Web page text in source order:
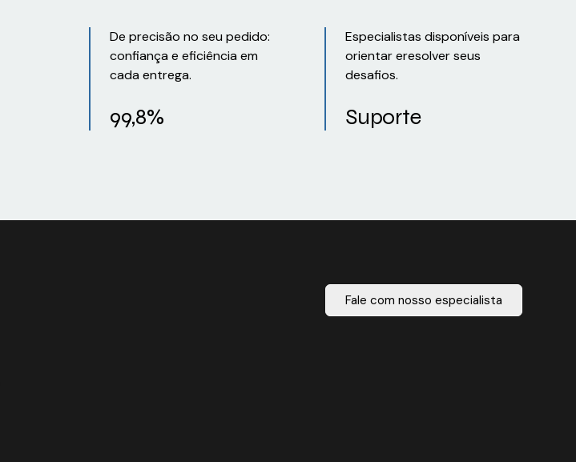
De precisão no seu pedido:
confiança e eficiência em
cada entrega.
99,8%
Especialistas disponíveis para
orientar eresolver seus
desafios.
Suporte
Fale com nosso especialista